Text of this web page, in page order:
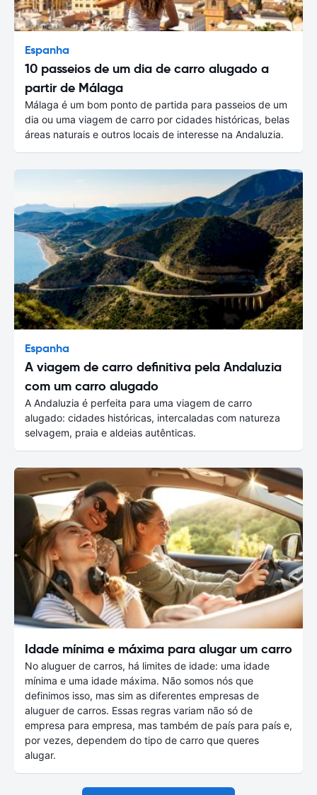
Espanha
10 passeios de um dia de carro alugado a
partir de Málaga
Málaga é um bom ponto de partida para passeios de um
dia ou uma viagem de carro por cidades históricas, belas
áreas naturais e outros locais de interesse na Andaluzia.
Espanha
A viagem de carro definitiva pela Andaluzia
com um carro alugado
A Andaluzia é perfeita para uma viagem de carro
alugado: cidades históricas, intercaladas com natureza
selvagem, praia e aldeias autênticas.
Idade mínima e máxima para alugar um carro
No aluguer de carros, há limites de idade: uma idade
mínima e uma idade máxima. Não somos nós que
definimos isso, mas sim as diferentes empresas de
aluguer de carros. Essas regras variam não só de
empresa para empresa, mas também de país para país e,
por vezes, dependem do tipo de carro que queres
alugar.